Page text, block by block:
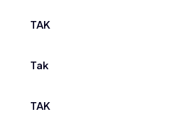
TAK
Tak
TAK